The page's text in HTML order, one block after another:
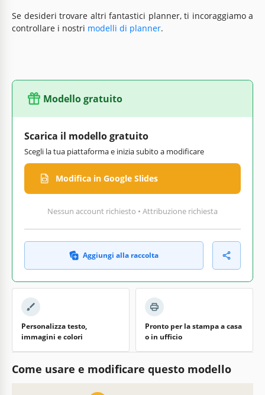
Se desideri trovare altri fantastici planner, ti incoraggiamo a
controllare i nostri modelli di planner.
Modello gratuito
Scarica il modello gratuito
Scegli la tua piattaforma e inizia subito a modificare
Modifica in Google Slides
Nessun account richiesto • Attribuzione richiesta
Aggiungi alla raccolta
Personalizza testo,
immagini e colori
Pronto per la stampa a casa
o in ufficio
Come usare e modificare questo modello